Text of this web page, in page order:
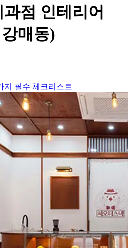
점 인테리어
매동)
지 필수 체크리스트